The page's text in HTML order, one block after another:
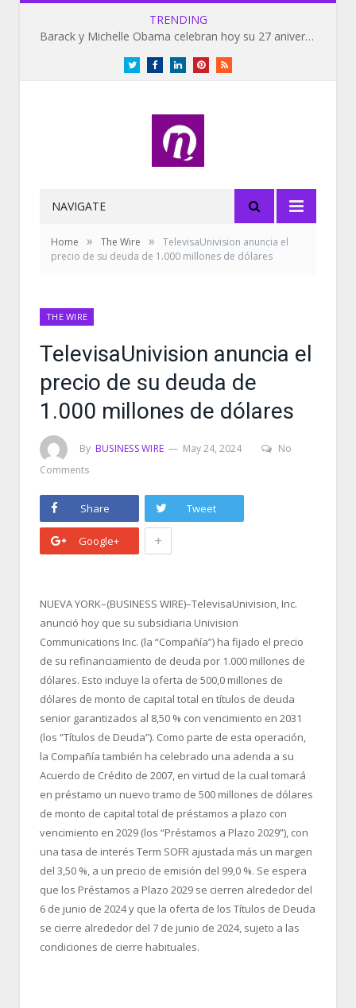
TRENDING
Barack y Michelle Obama celebran hoy su 27 aniversario de bodas
TwitterFacebookLinkedInPinterestRSS
NAVIGATE
Home » The Wire »
TelevisaUnivision anuncia el
precio de su deuda de 1.000 millones de dólares
THE WIRE
TelevisaUnivision anuncia el
precio de su deuda de
1.000 millones de dólares
By BUSINESS WIRE May 24, 2024
No
Comments
Share Tweet
Google+ +
NUEVA YORK–(BUSINESS WIRE)–TelevisaUnivision, Inc.
anunció hoy que su subsidiaria Univision
Communications Inc. (la “Compañía”) ha fijado el precio
de su refinanciamiento de deuda por 1.000 millones de
dólares. Esto incluye la oferta de 500,0 millones de
dólares de monto de capital total en títulos de deuda
senior garantizados al 8,50 % con vencimiento en 2031
(los “Títulos de Deuda”). Como parte de esta operación,
la Compañía también ha celebrado una adenda a su
Acuerdo de Crédito de 2007, en virtud de la cual tomará
en préstamo un nuevo tramo de 500 millones de dólares
de monto de capital total de préstamos a plazo con
vencimiento en 2029 (los “Préstamos a Plazo 2029”), con
una tasa de interés Term SOFR ajustada más un margen
del 3,50 %, a un precio de emisión del 99,0 %. Se espera
que los Préstamos a Plazo 2029 se cierren alrededor del
6 de junio de 2024 y que la oferta de los Títulos de Deuda
se cierre alrededor del 7 de junio de 2024, sujeto a las
condiciones de cierre habituales.